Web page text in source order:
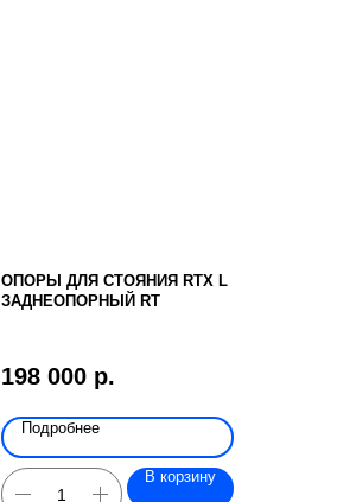
ОПОРЫ ДЛЯ СТОЯНИЯ RTX L
ЗАДНЕОПОРНЫЙ RT
198 000 р.
Подробнее
В корзину